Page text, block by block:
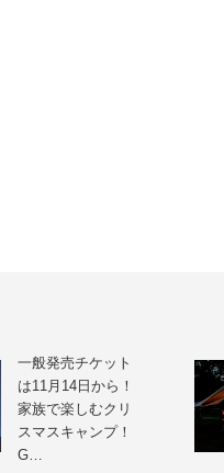
一般発売チケット
は11月14日から！
家族で楽しむクリ
スマスキャンプ！
G…